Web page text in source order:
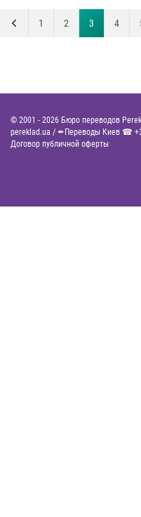
1 2 3 4
© 2001 - 2026 Бюро переводов
pereklad.ua / ✒Переводы Киев ☎
Договор публичной оферты